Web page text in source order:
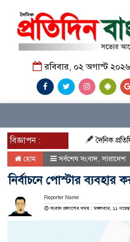
রবিবার, ০২ অগাস্ট
বিজ্ঞাপন :
দৈনিক প্রতিদিন
হোম সর্বশেষ সংবাদ,সারাদেশ
নির্বাচনে পোস্টার ব্যবহার
Reporter Name
সংবাদ প্রকাশের সময় : মঙ্গলবার, ১১